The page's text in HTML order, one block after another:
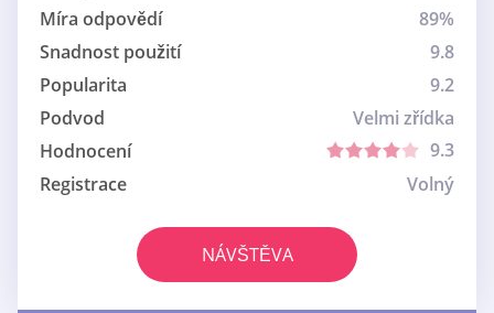
Míra odpovědí
89%
Snadnost použití
9.8
Popularita
9.2
Podvod
Velmi zřídka
Hodnocení
9.3
Registrace
Volný
NÁVŠTĚVA